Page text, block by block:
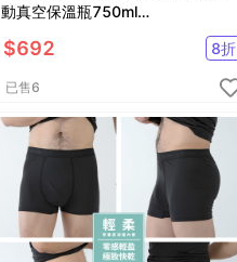
動真空保溫瓶750ml
$692 8折
已售6